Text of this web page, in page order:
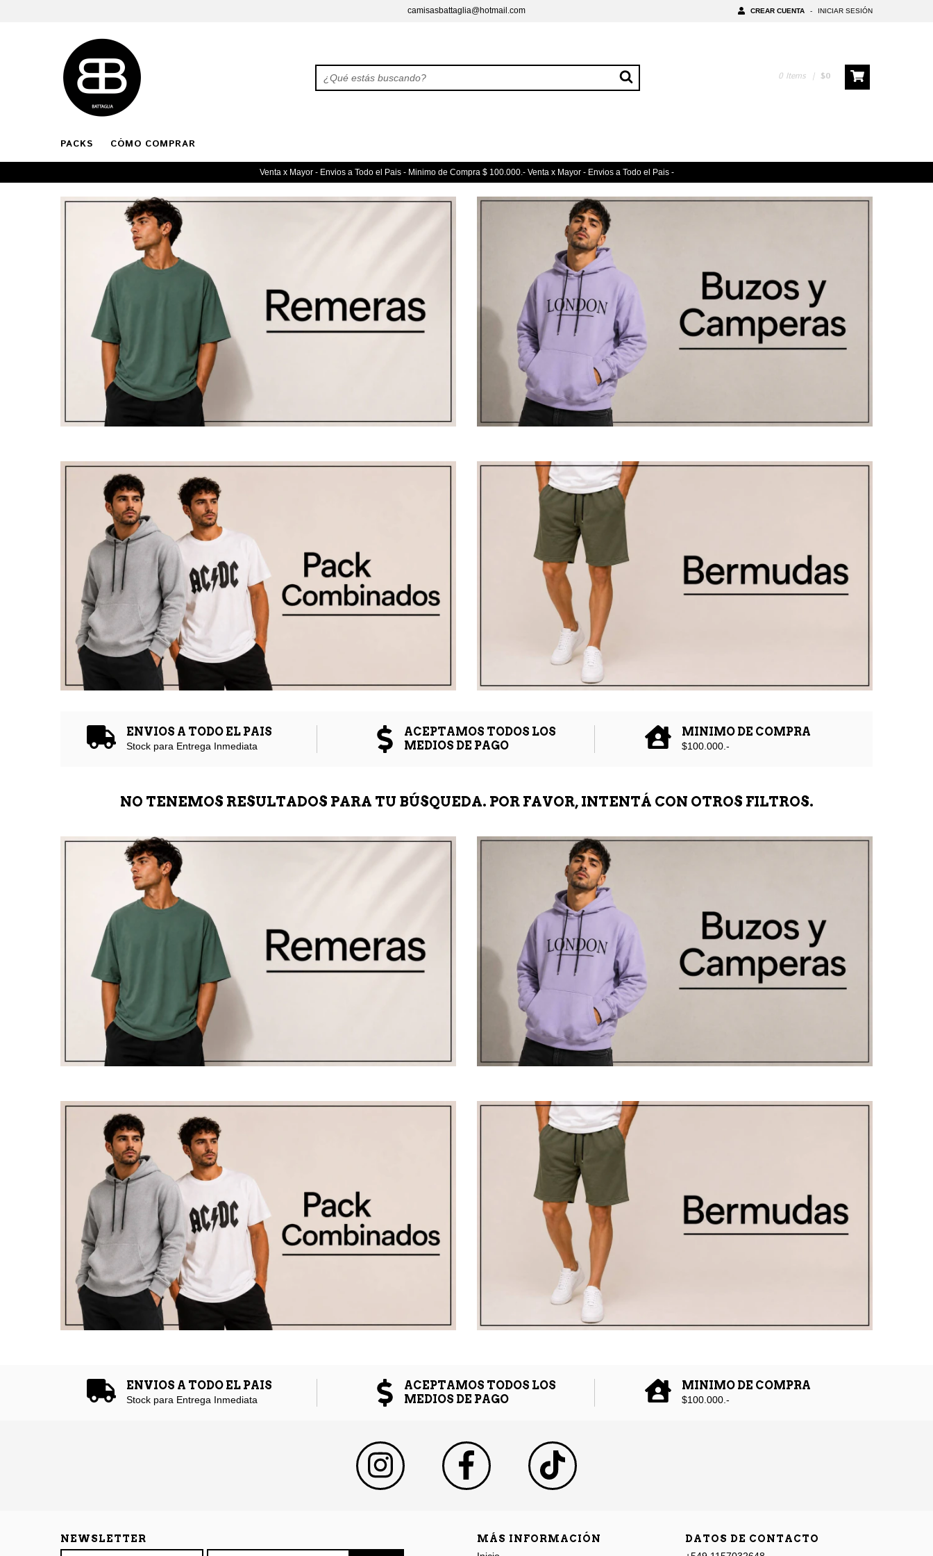
camisasbattaglia@hotmail.com CREAR CUENTA - INICIAR SESIÓN
0 Items | $0
PACKS CÓMO COMPRAR
Venta x Mayor - Envios a Todo el Pais - Minimo de Compra $ 100.000.- Venta x Mayor - Envios a Todo el Pais -
ENVIOS A TODO EL PAIS
Stock para Entrega Inmediata
ACEPTAMOS TODOS LOS
MEDIOS DE PAGO
MINIMO DE COMPRA
$100.000.-
NO TENEMOS RESULTADOS PARA TU BÚSQUEDA. POR FAVOR, INTENTÁ CON OTROS FILTROS.
ENVIOS A TODO EL PAIS
Stock para Entrega Inmediata
ACEPTAMOS TODOS LOS
MEDIOS DE PAGO
MINIMO DE COMPRA
$100.000.-
NEWSLETTER
MÁS INFORMACIÓN
DATOS DE CONTACTO